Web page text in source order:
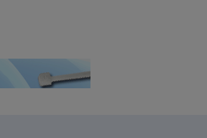
- kolor przezroczysty
- waga kpl ~ 230g
- gwarancja 1 rok lub dłużej zgodnie z
wytycznymi producenta